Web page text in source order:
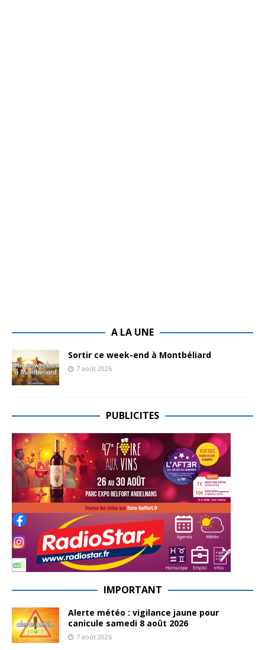
A LA UNE
Sortir ce week-end à Montbéliard
7 août 2026
PUBLICITES
IMPORTANT
Alerte météo : vigilance jaune pour
canicule samedi 8 août 2026
7 août 2026